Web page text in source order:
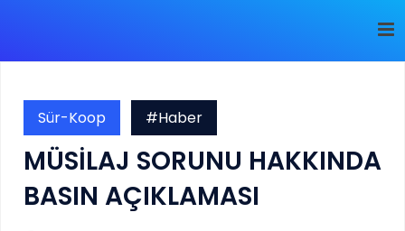
Sür-Koop #Haber
MÜSİLAJ SORUNU HAKKINDA
BASIN AÇIKLAMASI